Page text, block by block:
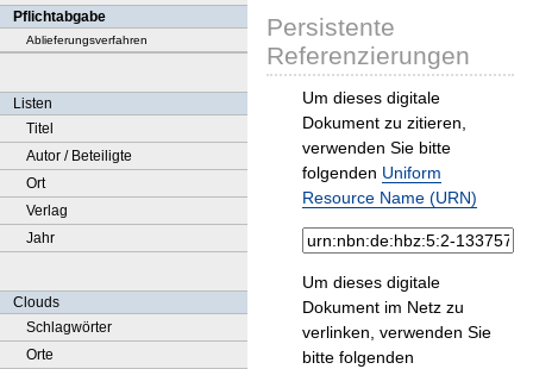
Pflichtabgabe
Ablieferungsverfahren
Listen
Titel
Autor / Beteiligte
Ort
Verlag
Jahr
Clouds
Schlagwörter
Orte
Persistente
Referenzierungen
Um dieses digitale
Dokument zu zitieren,
verwenden Sie bitte
folgenden Uniform
Resource Name (URN)
Um dieses digitale
Dokument im Netz zu
verlinken, verwenden Sie
bitte folgenden